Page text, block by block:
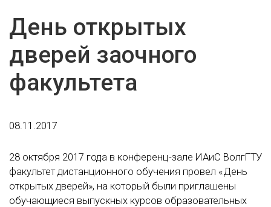
День открытых
дверей заочного
факультета
08.11.2017
28 октября 2017 года в конференц-зале ИАиС ВолгГТУ
факультет дистанционного обучения провел «День
открытых дверей», на который были приглашены
обучающиеся выпускных курсов образовательных